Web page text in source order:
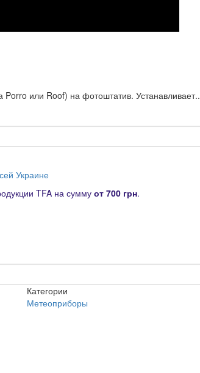
Porro или Roof) на фотоштатив. Устанавливает..
Украине
TFA на суммуот 700 грн.
Категории
Метеоприборы